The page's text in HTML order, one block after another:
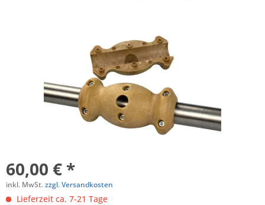
60,00 € *
inkl. MwSt.zzgl. Versandkosten
Lieferzeit ca. 7-21 Tage